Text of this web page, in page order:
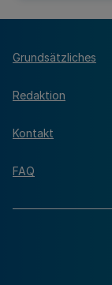
Grundsätzliches
Redaktion
Kontakt
FAQ